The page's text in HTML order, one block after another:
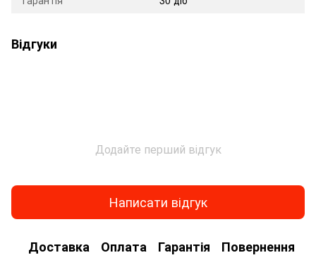
Відгуки
Додайте перший відгук
Написати відгук
Доставка Оплата Гарантія Повернення